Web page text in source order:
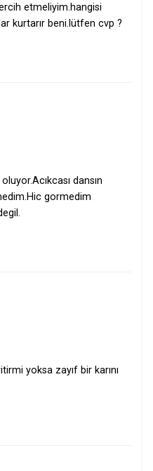
etmeliyim.hangisi
kurtarır beni.lütfen cvp ?
dansın
gormedim
yoksa zayıf bir karını